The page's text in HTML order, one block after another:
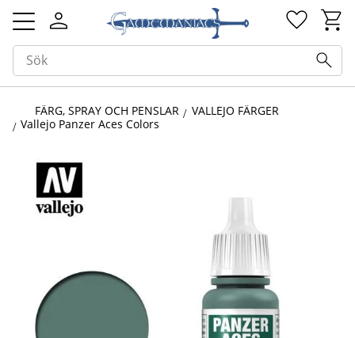
Meny
FÄRG, SPRAY OCH PENSLAR
VALLEJO FÄRGER
Vallejo Panzer Aces Colors